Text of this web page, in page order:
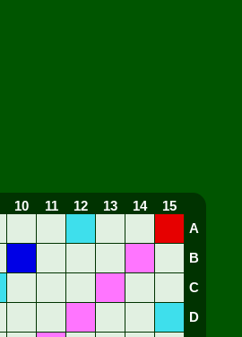
10 11 12 13 14
15
A
B
C
D